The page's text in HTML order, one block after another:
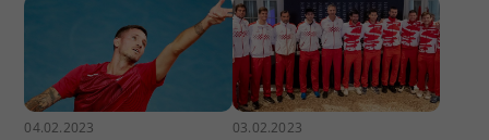
04.02.2023 03.02.2023